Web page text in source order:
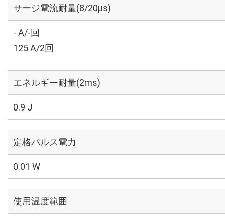
サージ電流耐量(8/20μs)
- A/-回
125 A/2回
エネルギー耐量(2ms)
0.9 J
定格パルス電力
0.01 W
使用温度範囲